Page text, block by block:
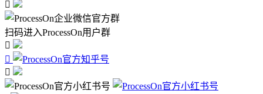

扫码进入ProcessOn用户群


